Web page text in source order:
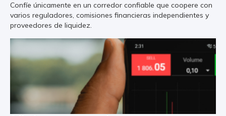
Confíe únicamente en un corredor confiable que coopere con
varios reguladores, comisiones financieras independientes y
proveedores de liquidez.